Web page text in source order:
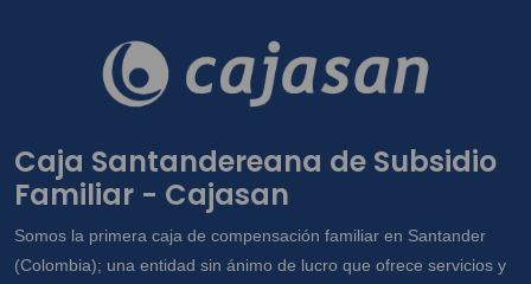
Caja Santandereana de Subsidio
Familiar - Cajasan
Somos la primera caja de compensación familiar en Santander
(Colombia); una entidad sin ánimo de lucro que ofrece servicios y